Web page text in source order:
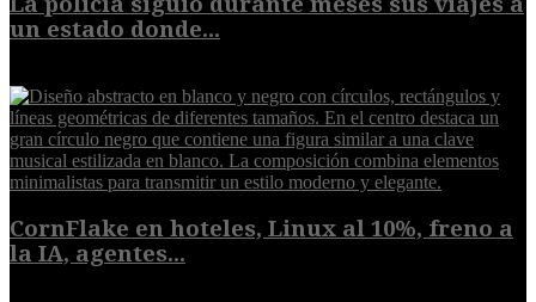
un estado donde...
CornFlake en hoteles, Linux al 10%, freno a
la IA, agentes...